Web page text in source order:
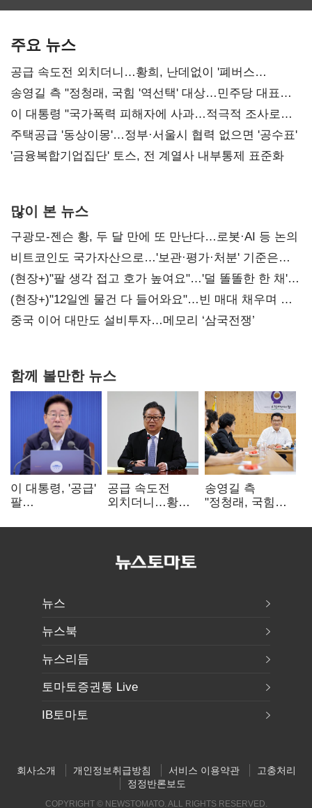
주요 뉴스
공급 속도전 외치더니…황희, 난데없이 '폐버스
리모델링' 제안
송영길 측 "정청래, 국힘 '역선택' 대상…민주당 대표로
총선 지휘 못해"
이 대통령 "국가폭력 피해자에 사과…적극적 조사로
진실 밝혀야"
주택공급 '동상이몽'…정부·서울시 협력 없으면 '공수표'
'금융복합기업집단' 토스, 전 계열사 내부통제 표준화
많이 본 뉴스
구광모-젠슨 황, 두 달 만에 또 만난다…로봇·AI 등 논의
비트코인도 국가자산으로…'보관·평가·처분' 기준은
숙제
(현장+)"팔 생각 접고 호가 높여요"…'덜 똘똘한 한 채'
20억 키맞추기
(현장+)"12일엔 물건 다 들어와요"…빈 매대 채우며 문
연 홈플러스
중국 이어 대만도 설비투자…메모리 ‘삼국전쟁’
함께 볼만한 뉴스
이 대통령, '공급'
팔
여 내부선
공급 속도전
외치더니…황희,
리모델링' 제안
송영길 측
"정청래, 국힘
민주당 대표로
뉴스
뉴스북
뉴스리듬
토마토증권통 Live
IB토마토
회사소개 개인정보취급방침 서비스 이용약관
고충처리
정정반론보도
COPYRIGHT © NEWSTOMATO. ALL RIGHTS RESERVED.